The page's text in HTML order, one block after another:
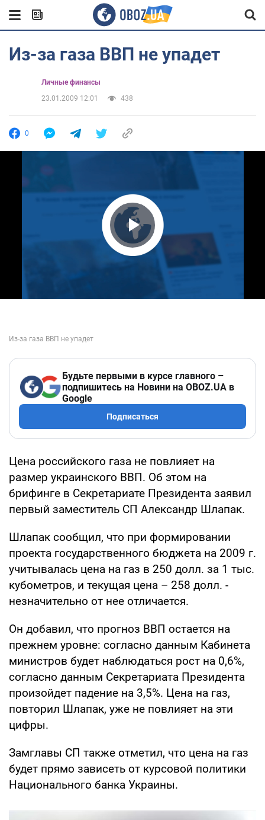
Из-за газа ВВП не упадет
Личные финансы
23.01.2009 12:01
438
0
Play Video
Будьте первыми в курсе главного –
подпишитесь на Новини на OBOZ.UA в
Google
Подписаться
Цена российского газа не повлияет на
размер украинского ВВП. Об этом на
брифинге в Секретариате Президента заявил
первый заместитель СП Александр Шлапак.
Шлапак сообщил, что при формировании
проекта государственного бюджета на 2009 г.
учитывалась цена на газ в 250 долл. за 1 тыс.
кубометров, и текущая цена – 258 долл. -
незначительно от нее отличается.
Он добавил, что прогноз ВВП остается на
прежнем уровне: согласно данным Кабинета
министров будет наблюдаться рост на 0,6%,
согласно данным Секретариата Президента
произойдет падение на 3,5%. Цена на газ,
повторил Шлапак, уже не повлияет на эти
цифры.
Замглавы СП также отметил, что цена на газ
будет прямо зависеть от курсовой политики
Национального банка Украины.